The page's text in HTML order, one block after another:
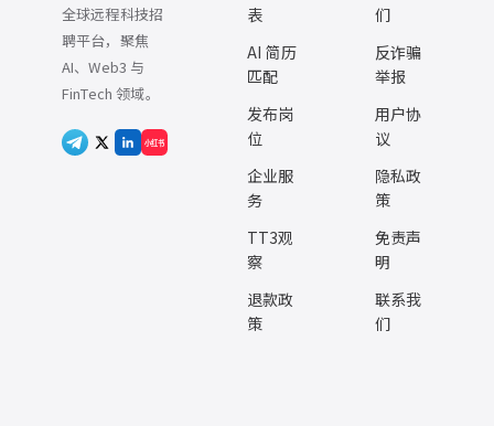
全球远程科技招
聘平台，聚焦
AI、Web3 与
FinTech 领域。
小红书
表
AI 简历
匹配
发布岗
位
企业服
务
TT3观
察
退款政
策
们
反诈骗
举报
用户协
议
隐私政
策
免责声
明
联系我
们